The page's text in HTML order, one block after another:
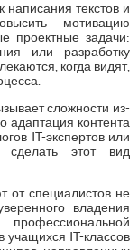
текстов и
мотивацию
проектные задачи:
или разработку
когда видят,
сложности из-
адаптация контента
IT-экспертов или
этот вид
от специалистов не
владения
учащихся IT-классов